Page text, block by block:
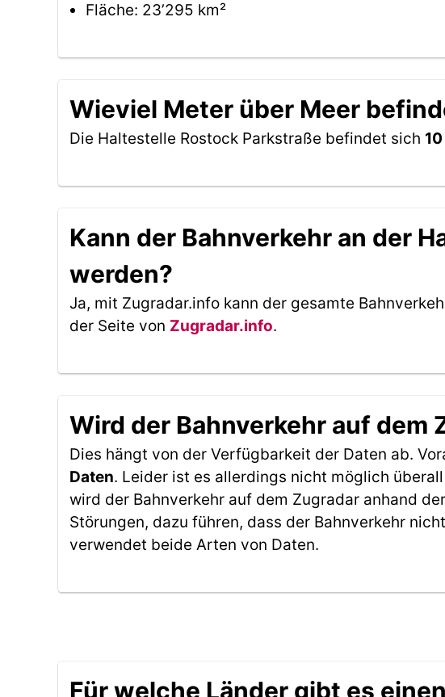
Fläche: 23’295 km²
Wieviel Meter über Meer
Die Haltestelle Rostock Parkstraße befindet sich
Kann der Bahnverkehr an der
werden?
Ja, mit Zugradar.info kann der gesamte
der Seite von Zugradar.info.
Wird der Bahnverkehr auf dem
Dies hängt von der Verfügbarkeit der Daten ab.
Daten. Leider ist es allerdings nicht möglich
wird der Bahnverkehr auf dem Zugradar anhand
Störungen, dazu führen, dass der Bahnverkehr
verwendet beide Arten von Daten.
Für welche Länder gibt es